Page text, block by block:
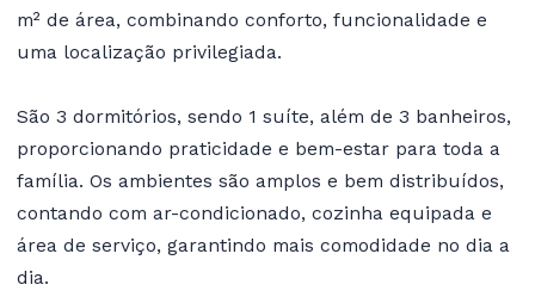
m² de área, combinando conforto, funcionalidade e
uma localização privilegiada.
São 3 dormitórios, sendo 1 suíte, além de 3 banheiros,
proporcionando praticidade e bem-estar para toda a
família. Os ambientes são amplos e bem distribuídos,
contando com ar-condicionado, cozinha equipada e
área de serviço, garantindo mais comodidade no dia a
dia.